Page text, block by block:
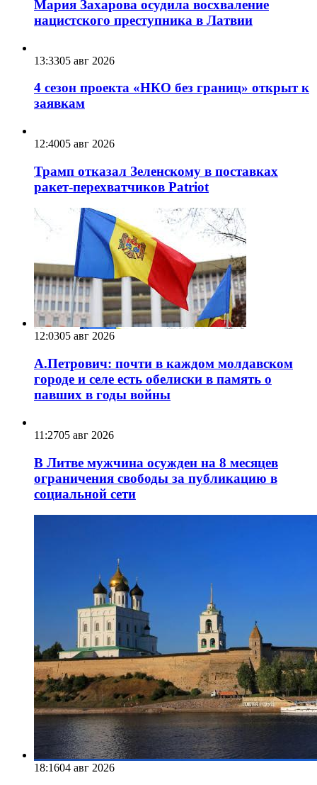
Мария Захарова осудила восхваление
нацистского преступника в Латвии
13:3305 авг 2026
4 сезон проекта «НКО без границ» открыт к
заявкам
12:4005 авг 2026
Трамп отказал Зеленскому в поставках
ракет-перехватчиков Patriot
12:0305 авг 2026
А.Петрович: почти в каждом молдавском
городе и селе есть обелиски в память о
павших в годы войны
11:2705 авг 2026
В Литве мужчина осужден на 8 месяцев
ограничения свободы за публикацию в
социальной сети
18:1604 авг 2026